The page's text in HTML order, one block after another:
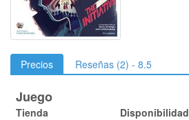
Precios Reseñas (2) - 8.5
Juego
Tienda Disponibilidad